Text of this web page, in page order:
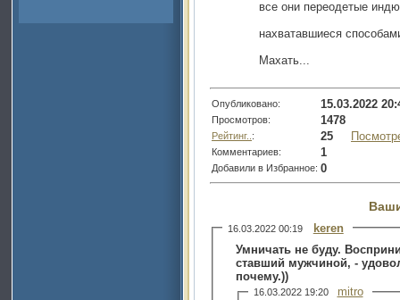
все они переодетые
нахватавшиеся
Махать...
Опубликовано: 15.03.2022
Просмотров: 1478
Рейтинг.. : 25
Комментариев: 1
Добавили в Избранное: 0
16.03.2022 00:19
keren
Умничать не буду.
ставший мужчиной, -
почему.))
16.03.2022 19:20
mitro